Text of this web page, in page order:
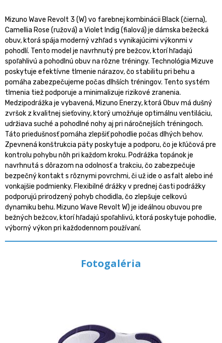
Mizuno Wave Revolt 3 (W) vo farebnej kombinácii Black (čierna),
Camellia Rose (ružová) a Violet Indig (fialová) je dámska bežecká
obuv, ktorá spája moderný vzhľad s vynikajúcimi výkonmi v
pohodlí. Tento model je navrhnutý pre bežcov, ktorí hľadajú
spoľahlivú a pohodlnú obuv na rôzne tréningy. Technológia Mizuve
poskytuje efektívne tlmenie nárazov, čo stabilitu pri behu a
pomáha zabezpečujeme počas dlhších tréningov. Tento systém
tlmenia tiež podporuje a minimalizuje rizikové zranenia.
Medzipodrážka je vybavená, Mizuno Enerzy, ktorá Obuv má dušný
zvršok z kvalitnej sieťoviny, ktorý umožňuje optimálnu ventiláciu,
udržiava suché a pohodlné nohy aj pri náročnejších tréningoch.
Táto priedušnosť pomáha zlepšiť pohodlie počas dlhých behov.
Zpevnená konštrukcia päty poskytuje a podporu, čo je kľúčová pre
kontrolu pohybu nôh pri každom kroku. Podrážka topánok je
navrhnutá s dôrazom na odolnosť a trakciu, čo zabezpečuje
bezpečný kontakt s rôznymi povrchmi, či už ide o asfalt alebo iné
vonkajšie podmienky. Flexibilné drážky v prednej časti podrážky
podporujú prirodzený pohyb chodidla, čo zlepšuje celkovú
dynamiku behu. Mizuno Wave Revolt W) je ideálnou obuvou pre
bežných bežcov, ktorí hľadajú spoľahlivú, ktorá poskytuje pohodlie,
výborný výkon pri každodennom používaní.
Fotogaléria